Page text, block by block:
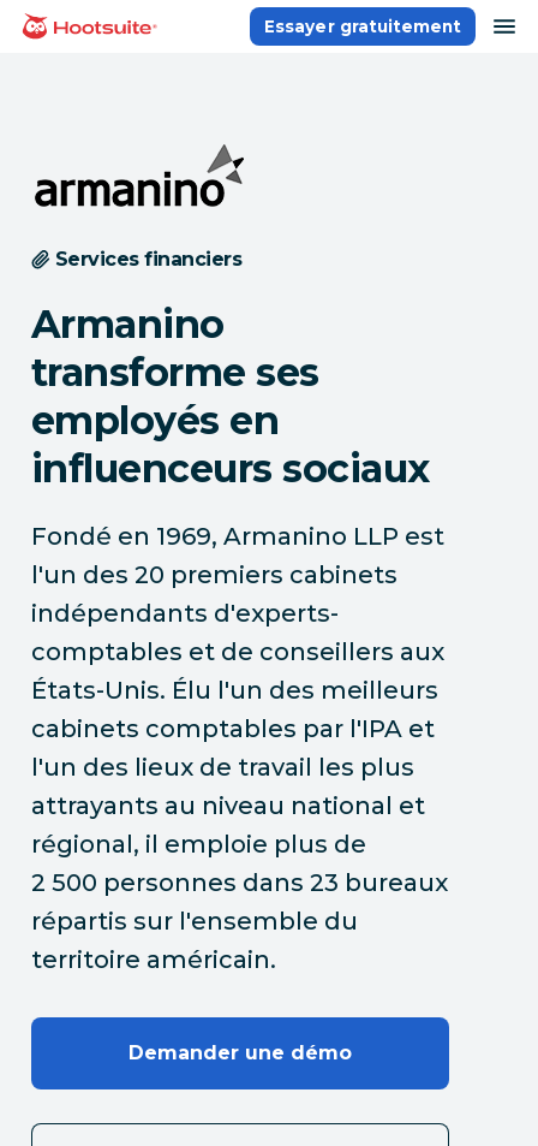
Aller
Accueil
Essayer gratuitement
Services financiers
Armanino
transforme ses
employés en
influenceurs sociaux
Fondé en 1969, Armanino LLP est
l'un des 20 premiers cabinets
indépendants d'experts-
comptables et de conseillers aux
États-Unis. Élu l'un des meilleurs
cabinets comptables par l'IPA et
l'un des lieux de travail les plus
attrayants au niveau national et
régional, il emploie plus de
2 500 personnes dans 23 bureaux
répartis sur l'ensemble du
territoire américain.
Demander une démo